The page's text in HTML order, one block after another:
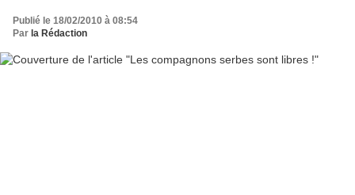
Publié le 18/02/2010 à 08:54
Par la Rédaction